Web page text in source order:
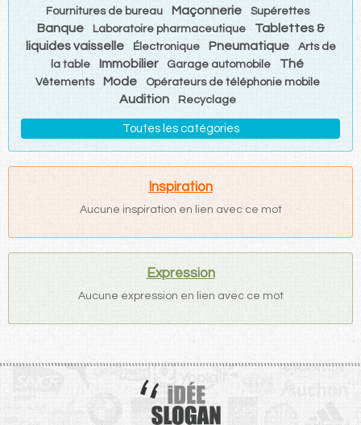
Fournitures de bureau Maçonnerie Supérettes
Banque Laboratoire pharmaceutique
Tablettes &
liquides vaisselle
Électronique Pneumatique
Arts de
la table
Immobilier Garage automobile Thé
Vêtements Mode Opérateurs de téléphonie mobile
Audition Recyclage
Toutes les catégories
Inspiration
Aucune inspiration en lien avec ce mot
Expression
Aucune expression en lien avec ce mot